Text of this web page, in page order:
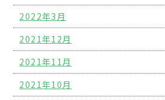
2022年3月
2021年12月
2021年11月
2021年10月